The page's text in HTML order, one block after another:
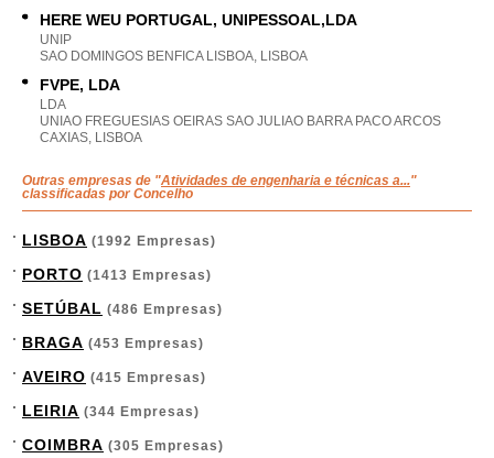
HERE WEU PORTUGAL, UNIPESSOAL,LDA
UNIP
SAO DOMINGOS BENFICA LISBOA, LISBOA
FVPE, LDA
LDA
UNIAO FREGUESIAS OEIRAS SAO JULIAO BARRA PACO ARCOS
CAXIAS, LISBOA
Outras empresas de "Atividades de engenharia e técnicas a..."
classificadas por Concelho
LISBOA (1992 Empresas)
PORTO (1413 Empresas)
SETÚBAL (486 Empresas)
BRAGA (453 Empresas)
AVEIRO (415 Empresas)
LEIRIA (344 Empresas)
COIMBRA (305 Empresas)